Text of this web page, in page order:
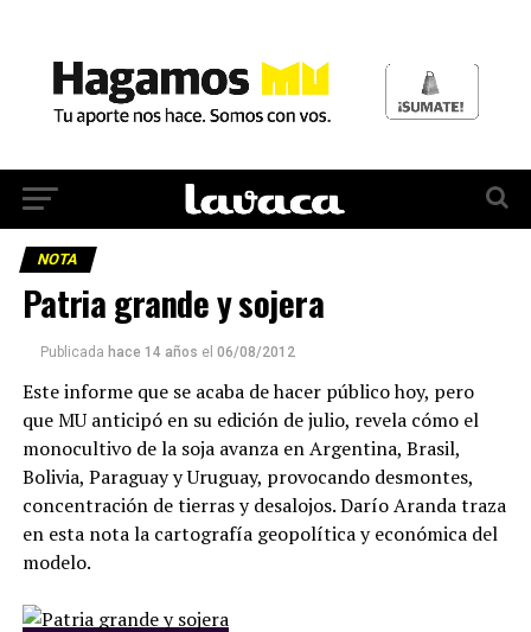
NOTA
Patria grande y sojera
Publicada hace 14 años el 06/08/2012
Este informe que se acaba de hacer público hoy, pero
que MU anticipó en su edición de julio, revela cómo el
monocultivo de la soja avanza en Argentina, Brasil,
Bolivia, Paraguay y Uruguay, provocando desmontes,
concentración de tierras y desalojos. Darío Aranda traza
en esta nota la cartografía geopolítica y económica del
modelo.